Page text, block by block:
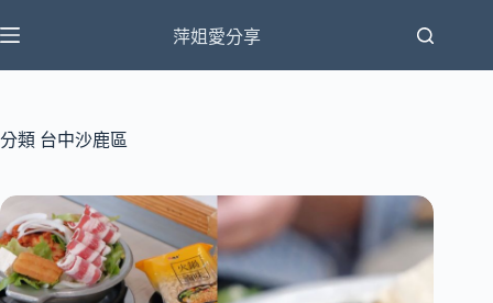
至
主
容
萍姐愛分享
分類 台中沙鹿區